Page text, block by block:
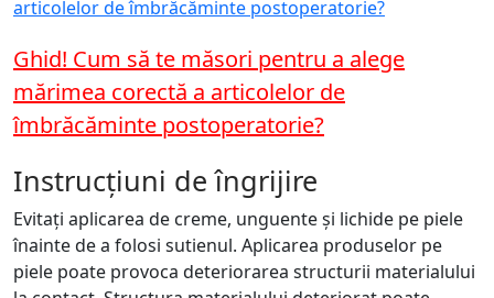
articolelor de îmbrăcăminte postoperatorie?
Ghid! Cum să te măsori pentru a alege
mărimea corectă a articolelor de
îmbrăcăminte postoperatorie?
Instrucțiuni de îngrijire
Evitați aplicarea de creme, unguente și lichide pe piele
înainte de a folosi sutienul. Aplicarea produselor pe
piele poate provoca deteriorarea structurii materialului